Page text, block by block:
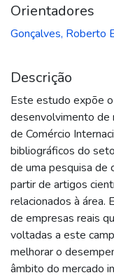
Orientadores
Gonçalves, Roberto
Descrição
Este estudo expõe
desenvolvimento de
de Comércio
bibliográficos do
de uma pesquisa de
partir de artigos
relacionados à área.
de empresas reais
voltadas a este
melhorar o
âmbito do mercado